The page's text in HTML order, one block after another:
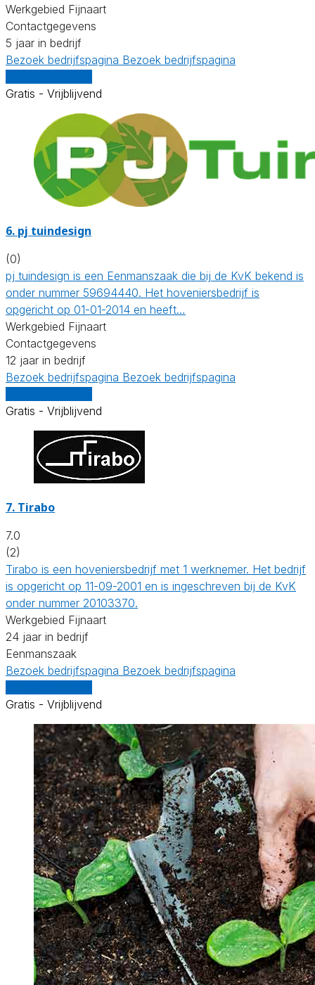
Werkgebied Fijnaart
Contactgegevens
5 jaar in bedrijf
Bezoek bedrijfspagina Bezoek bedrijfspagina
Gratis - Vrijblijvend
6. pj tuindesign
(0)
pj tuindesign is een Eenmanszaak die bij de KvK bekend is
onder nummer 59694440. Het hoveniersbedrijf is
opgericht op 01-01-2014 en heeft…
Werkgebied Fijnaart
Contactgegevens
12 jaar in bedrijf
Bezoek bedrijfspagina Bezoek bedrijfspagina
Gratis - Vrijblijvend
7. Tirabo
7.0
(2)
Tirabo is een hoveniersbedrijf met 1 werknemer. Het bedrijf
is opgericht op 11-09-2001 en is ingeschreven bij de KvK
onder nummer 20103370.
Werkgebied Fijnaart
24 jaar in bedrijf
Eenmanszaak
Bezoek bedrijfspagina Bezoek bedrijfspagina
Gratis - Vrijblijvend